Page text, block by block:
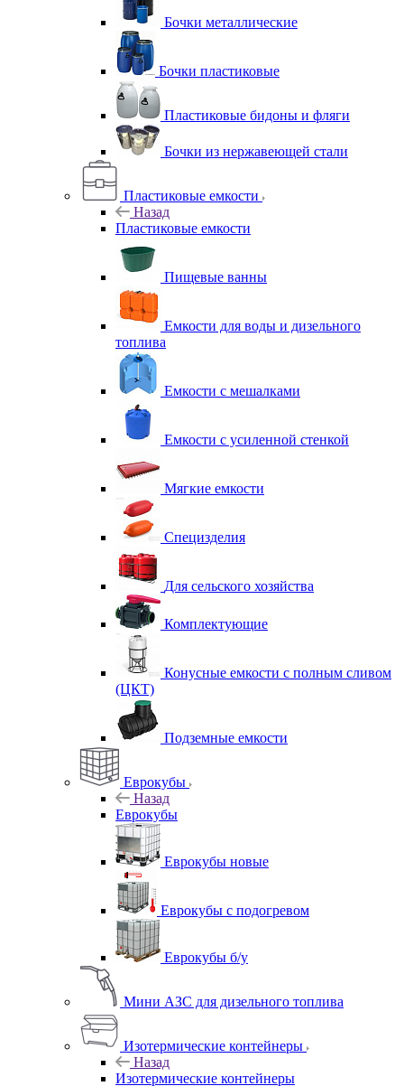
Бочки металлические
Бочки пластиковые
Пластиковые бидоны и фляги
Бочки из нержавеющей стали
Пластиковые емкости
Назад
Пластиковые емкости
Пищевые ванны
Емкости для воды и дизельного
топлива
Емкости с мешалками
Емкости с усиленной стенкой
Мягкие емкости
Специзделия
Для сельского хозяйства
Комплектующие
Конусные емкости с полным сливом
(ЦКТ)
Подземные емкости
Еврокубы
Назад
Еврокубы
Еврокубы новые
Еврокубы с подогревом
Еврокубы б/у
Мини АЗС для дизельного топлива
Изотермические контейнеры
Назад
Изотермические контейнеры